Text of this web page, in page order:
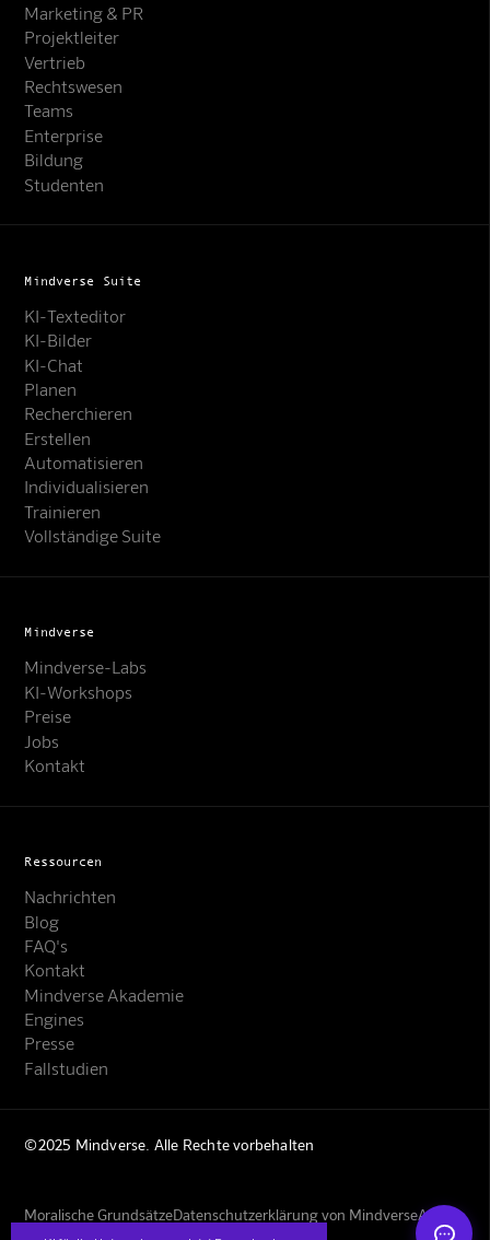
Online · KI-Assistent
Mindverse
Marketing & PR
Projektleiter
Vertrieb
Rechtswesen
Teams
Enterprise
Bildung
Studenten
Mindverse Suite
KI-Texteditor
KI-Bilder
KI-Chat
Planen
Recherchieren
Erstellen
Automatisieren
Individualisieren
Trainieren
Vollständige Suite
Mindverse
Mindverse-Labs
KI-Workshops
Preise
Jobs
Kontakt
Ressourcen
Nachrichten
Blog
FAQ's
Kontakt
Mindverse Akademie
Engines
Presse
Fallstudien
©2025 Mindverse. Alle Rechte vorbehalten
Moralische GrundsätzeDatenschutzerklärung von MindverseAGBs